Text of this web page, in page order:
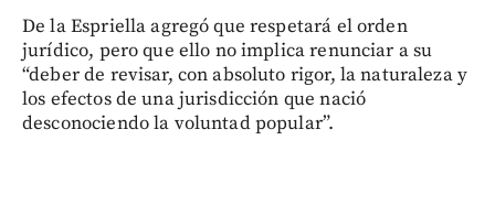
De la Espriella agregó que respetará el orden
jurídico, pero que ello no implica renunciar a su
“deber de revisar, con absoluto rigor, la naturaleza y
los efectos de una jurisdicción que nació
desconociendo la voluntad popular”.